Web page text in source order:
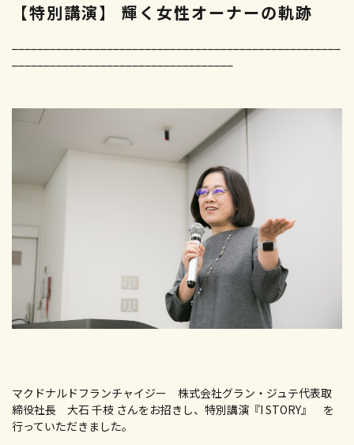
【特別講演】 輝く女性オーナーの軌跡
マクドナルドフランチャイジー 株式会社グラン・ジュテ代表取
締役社長 大石 千枝 さんをお招きし、特別講演『I STORY』 を
行っていただきました。